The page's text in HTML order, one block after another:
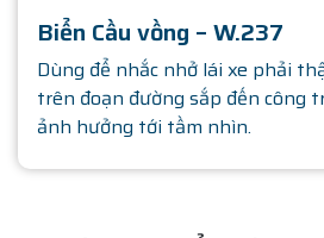
Biển Cầu vồng – W.237
Dùng để nhắc nhở lái xe phải
trên đoạn đường sắp đến công
ảnh hưởng tới tầm nhìn.